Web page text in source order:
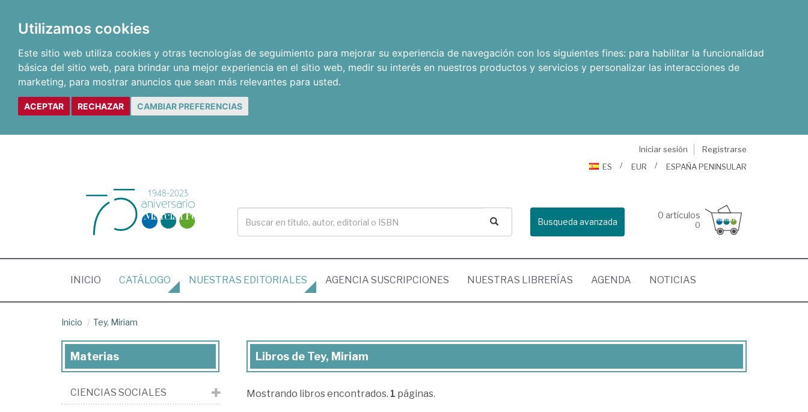
Utilizamos cookies
Este sitio web utiliza cookies y otras tecnologías de seguimiento para mejorar su experiencia de navegación con los siguientes fines: para habilitar la funcionalidad
básica del sitio web, para brindar una mejor experiencia en el sitio web, medir su interés en nuestros productos y servicios y personalizar las interacciones de
marketing, para mostrar anuncios que sean más relevantes para usted.
ACEPTAR RECHAZAR CAMBIAR PREFERENCIAS
Iniciar sesión
Registrarse
ES
EUR ESPAÑA PENINSULAR
Busqueda avanzada
0 artículos
0
INICIO (CURRENT)
CATÁLOGO NUESTRAS EDITORIALES AGENCIA SUSCRIPCIONES NUESTRAS LIBRERÍAS AGENDA NOTICIAS
Inicio Tey, Miriam
Libros
Tey,
Libros de Tey, Miriam
Mostrando libros encontrados. 1 páginas.
Materias
CIENCIAS SOCIALES